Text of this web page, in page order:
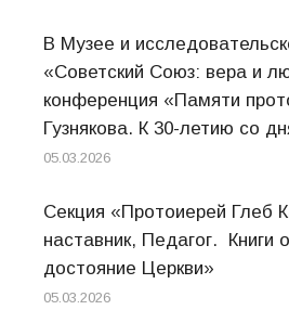
В Музее и
«Советский Союз: вера и
конференция «Памяти
Гузнякова. К 30-летию со
05.03.2026
Секция «Протоиерей Глеб
наставник, Педагог. Книги
достояние Церкви»
05.03.2026